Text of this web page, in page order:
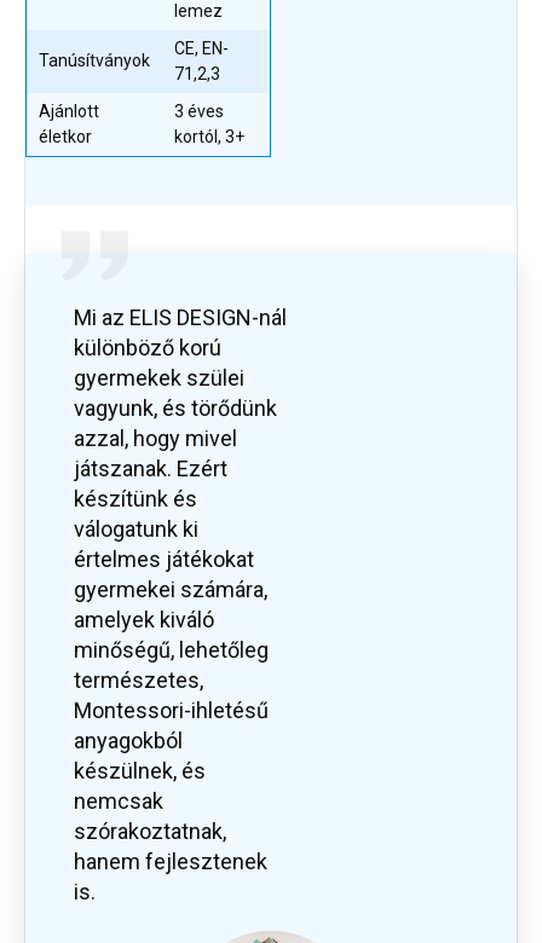
lemez
Tanúsítványok
CE, EN-
71,2,3
Ajánlott
életkor
3 éves
kortól, 3+
Mi az ELIS DESIGN-nál
különböző korú
gyermekek szülei
vagyunk, és törődünk
azzal, hogy mivel
játszanak. Ezért
készítünk és
válogatunk ki
értelmes játékokat
gyermekei számára,
amelyek kiváló
minőségű, lehetőleg
természetes,
Montessori-ihletésű
anyagokból
készülnek, és
nemcsak
szórakoztatnak,
hanem fejlesztenek
is.